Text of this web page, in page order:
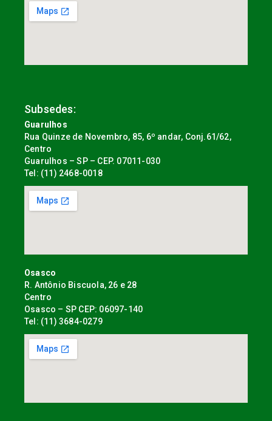
Subsedes:
Guarulhos
Rua Quinze de Novembro, 85, 6º andar, Conj.61/62,
Centro
Guarulhos – SP – CEP. 07011-030
Tel: (11) 2468-0018
Osasco
R. Antônio Biscuola, 26 e 28
Centro
Osasco – SP CEP: 06097-140
Tel: (11) 3684-0279